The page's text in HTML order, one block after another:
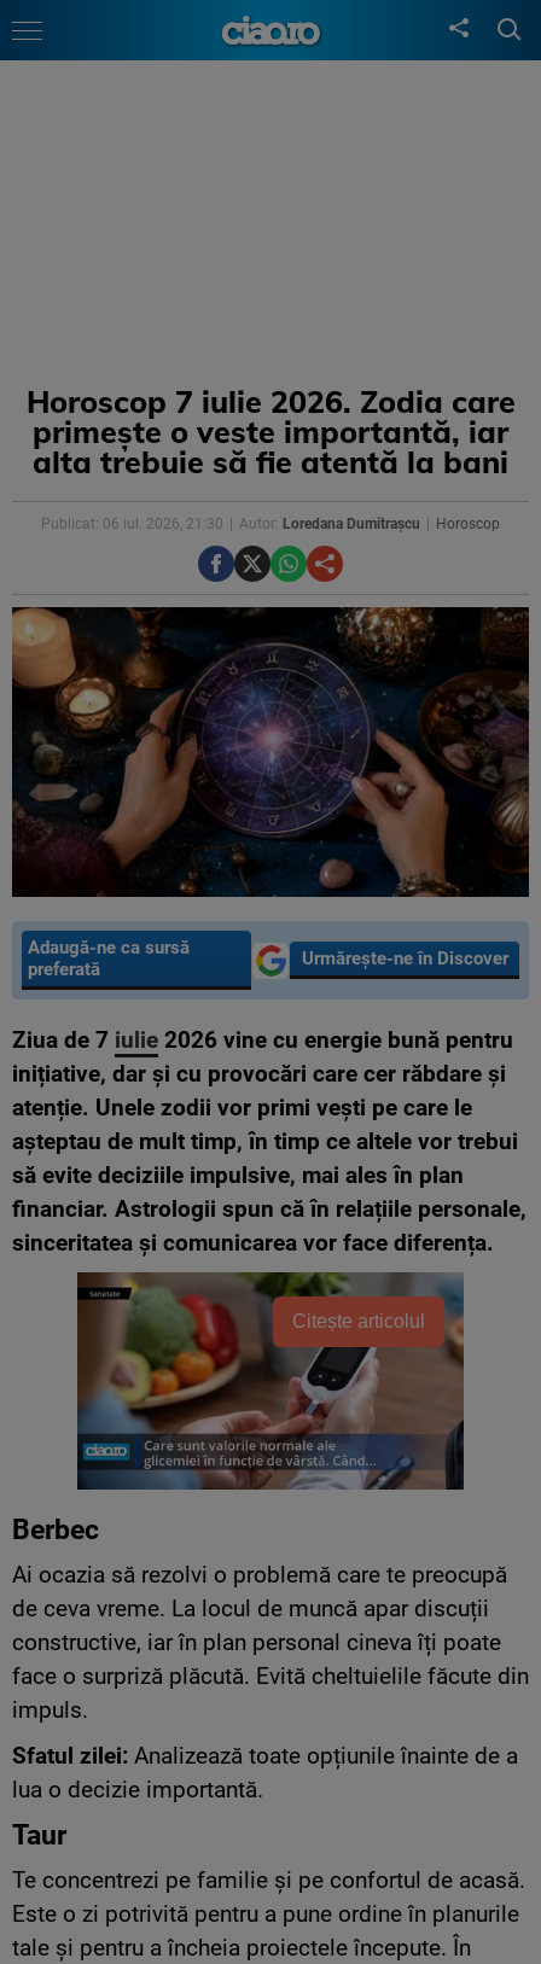
Horoscop 7 iulie 2026. Zodia care
primește o veste importantă, iar
alta trebuie să fie atentă la bani
Publicat: 06 iul. 2026, 21:30 Autor: Loredana Dumitrașcu Horoscop
Adaugă-ne ca sursă
preferată
Urmărește-ne în Discover
Ziua de 7 iulie 2026 vine cu energie bună pentru
inițiative, dar și cu provocări care cer răbdare și
atenție. Unele zodii vor primi vești pe care le
așteptau de mult timp, în timp ce altele vor trebui
să evite deciziile impulsive, mai ales în plan
financiar. Astrologii spun că în relațiile personale,
sinceritatea și comunicarea vor face diferența.
Citește articolul
Berbec
Ai ocazia să rezolvi o problemă care te preocupă
de ceva vreme. La locul de muncă apar discuții
constructive, iar în plan personal cineva îți poate
face o surpriză plăcută. Evită cheltuielile făcute din
impuls.
Sfatul zilei: Analizează toate opțiunile înainte de a
lua o decizie importantă.
Taur
Te concentrezi pe familie și pe confortul de acasă.
Este o zi potrivită pentru a pune ordine în planurile
tale și pentru a încheia proiectele începute. În